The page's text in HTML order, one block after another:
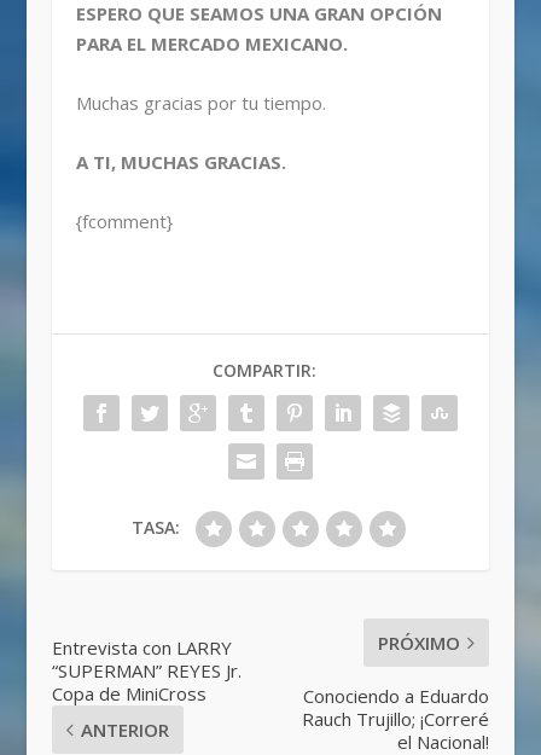
ESPERO QUE SEAMOS UNA GRAN OPCIÓN
PARA EL MERCADO MEXICANO.
Muchas gracias por tu tiempo.
A TI, MUCHAS GRACIAS.
{fcomment}
COMPARTIR:
TASA:
Entrevista con LARRY
“SUPERMAN” REYES Jr.
Copa de MiniCross
ANTERIOR
PRÓXIMO
Conociendo a Eduardo
Rauch Trujillo; ¡Correré
el Nacional!